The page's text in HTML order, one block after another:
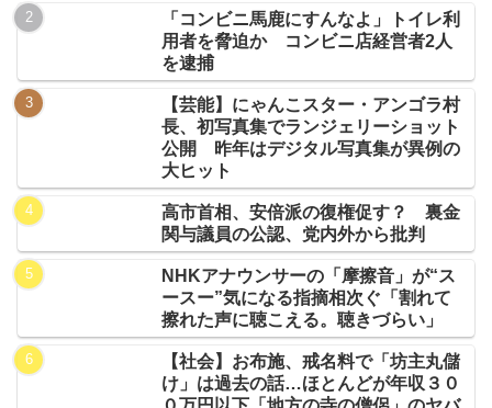
「コンビニ馬鹿にすんなよ」トイレ利
用者を脅迫か コンビニ店経営者2人
を逮捕
【芸能】にゃんこスター・アンゴラ村
長、初写真集でランジェリーショット
公開 昨年はデジタル写真集が異例の
大ヒット
高市首相、安倍派の復権促す？ 裏金
関与議員の公認、党内外から批判
NHKアナウンサーの「摩擦音」が“ス
ースー”気になる指摘相次ぐ「割れて
擦れた声に聴こえる。聴きづらい」
【社会】お布施、戒名料で「坊主丸儲
け」は過去の話…ほとんどが年収３０